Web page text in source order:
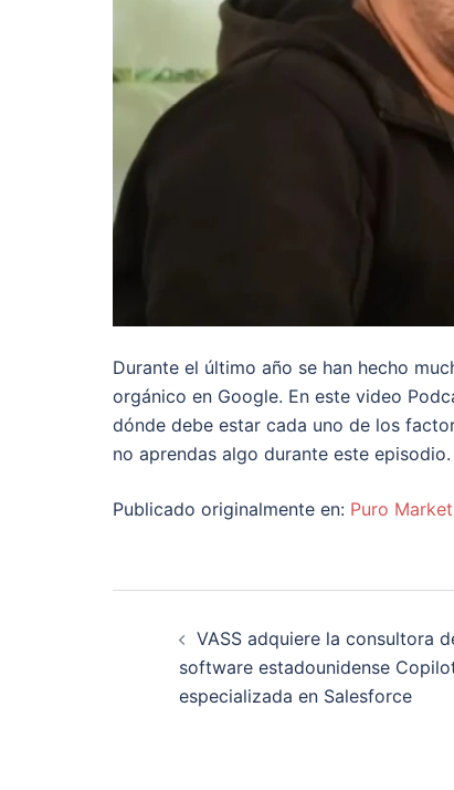
Durante el último año se han hecho
orgánico en Google. En este video
dónde debe estar cada uno de los
no aprendas algo durante este episodio.
Publicado originalmente en: Puro
entradas
VASS adquiere la consultora
software estadounidense
especializada en Salesforce